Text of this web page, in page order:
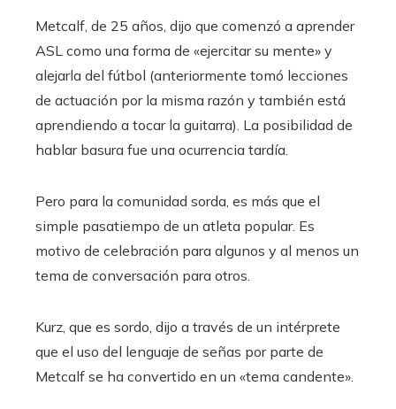
Metcalf, de 25 años, dijo que comenzó a aprender
ASL como una forma de «ejercitar su mente» y
alejarla del fútbol (anteriormente tomó lecciones
de actuación por la misma razón y también está
aprendiendo a tocar la guitarra). La posibilidad de
hablar basura fue una ocurrencia tardía.
Pero para la comunidad sorda, es más que el
simple pasatiempo de un atleta popular. Es
motivo de celebración para algunos y al menos un
tema de conversación para otros.
Kurz, que es sordo, dijo a través de un intérprete
que el uso del lenguaje de señas por parte de
Metcalf se ha convertido en un «tema candente».